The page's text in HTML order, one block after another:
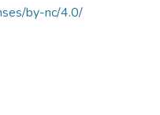
by-nc/4.0/